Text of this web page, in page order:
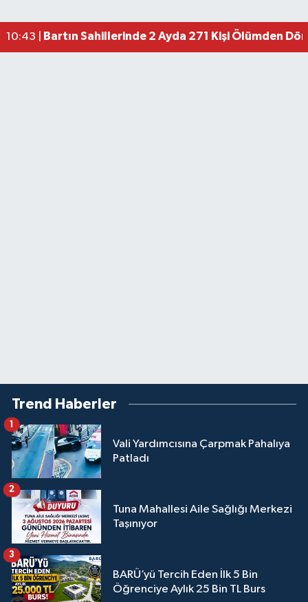
10:43 | Bartın Sahillerinde 2 Ayda 271 Kişi Ölümden
Trend Haberler
Vali Yardımcısına Çarpmak Pahalıya
Patladı
1
Tuna Mahallesi Aile Sağlığı Merkezi
Taşınıyor
2
BARÜ’yü Tercih Eden İlk 5 Bin
Öğrenciye Aylık 25 Bin TL Burs
3